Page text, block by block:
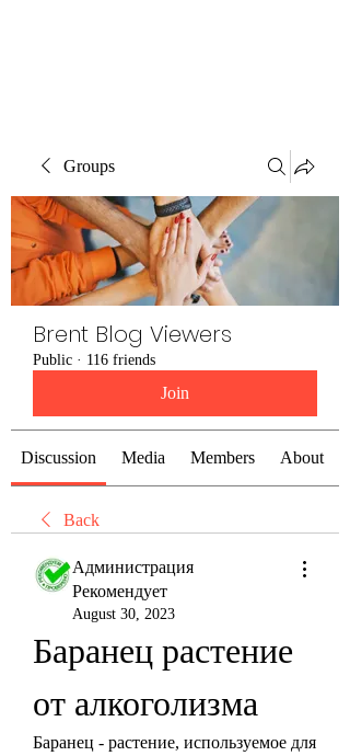
Groups
Brent Blog Viewers
Public · 116 friends
Join
Discussion Media Members About
Back
Администрация
Рекомендует
August 30, 2023
Баранец растение
от алкоголизма
Баранец - растение, используемое для